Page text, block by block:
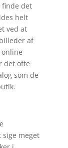
finde det
helt
ved at
af
det ofte
som de
meget